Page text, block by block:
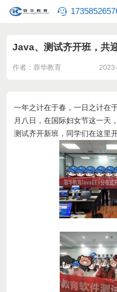
Java、测试齐开班，共
作者：蓉华教育
一年之计在于春，一日之计在
月八日，在国际妇女节这一天
测试齐开新班，同学们在这里